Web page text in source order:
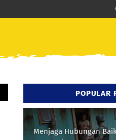
POPULAR
Menjaga Hubungan